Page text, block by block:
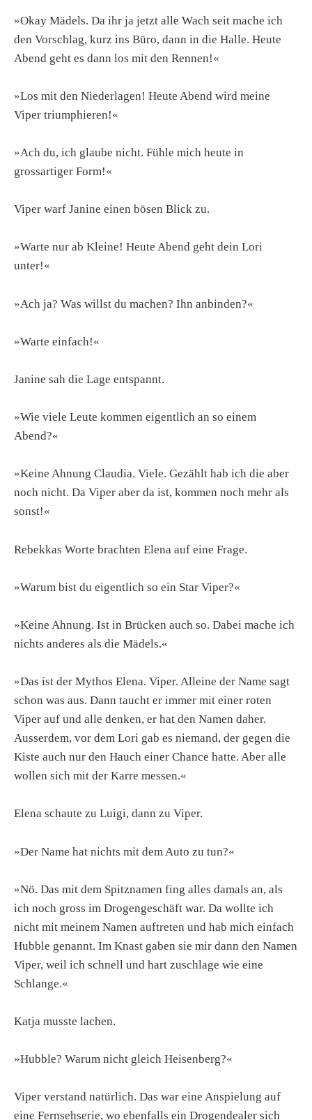
»Okay Mädels. Da ihr ja jetzt alle Wach seit mache ich
den Vorschlag, kurz ins Büro, dann in die Halle. Heute
Abend geht es dann los mit den Rennen!«
»Los mit den Niederlagen! Heute Abend wird meine
Viper triumphieren!«
»Ach du, ich glaube nicht. Fühle mich heute in
grossartiger Form!«
Viper warf Janine einen bösen Blick zu.
»Warte nur ab Kleine! Heute Abend geht dein Lori
unter!«
»Ach ja? Was willst du machen? Ihn anbinden?«
»Warte einfach!«
Janine sah die Lage entspannt.
»Wie viele Leute kommen eigentlich an so einem
Abend?«
»Keine Ahnung Claudia. Viele. Gezählt hab ich die aber
noch nicht. Da Viper aber da ist, kommen noch mehr als
sonst!«
Rebekkas Worte brachten Elena auf eine Frage.
»Warum bist du eigentlich so ein Star Viper?«
»Keine Ahnung. Ist in Brücken auch so. Dabei mache ich
nichts anderes als die Mädels.«
»Das ist der Mythos Elena. Viper. Alleine der Name sagt
schon was aus. Dann taucht er immer mit einer roten
Viper auf und alle denken, er hat den Namen daher.
Ausserdem, vor dem Lori gab es niemand, der gegen die
Kiste auch nur den Hauch einer Chance hatte. Aber alle
wollen sich mit der Karre messen.«
Elena schaute zu Luigi, dann zu Viper.
»Der Name hat nichts mit dem Auto zu tun?«
»Nö. Das mit dem Spitznamen fing alles damals an, als
ich noch gross im Drogengeschäft war. Da wollte ich
nicht mit meinem Namen auftreten und hab mich einfach
Hubble genannt. Im Knast gaben sie mir dann den Namen
Viper, weil ich schnell und hart zuschlage wie eine
Schlange.«
Katja musste lachen.
»Hubble? Warum nicht gleich Heisenberg?«
Viper verstand natürlich. Das war eine Anspielung auf
eine Fernsehserie, wo ebenfalls ein Drogendealer sich